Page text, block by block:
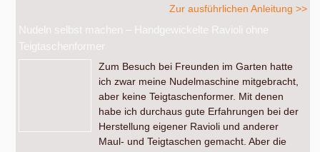
Zur ausführlichen Anleitung >>
Nudeln selbst machen – Handgewickelte Ravioli ohne
Teigtaschenformer
Zum Besuch bei Freunden im Garten hatte
ich zwar meine Nudelmaschine mitgebracht,
aber keine Teigtaschenformer. Mit denen
habe ich durchaus gute Erfahrungen bei der
Herstellung eigener Ravioli und anderer
Maul- und Teigtaschen gemacht. Aber die